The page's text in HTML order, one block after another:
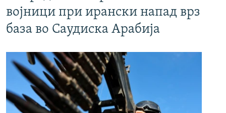
војници при ирански напад врз
база во Саудиска Арабија